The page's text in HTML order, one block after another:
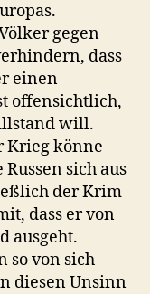
gegen
dass
einen
offensichtlich,
will.
Krieg könne
sich aus
der Krim
dass er von
ausgeht.
so von sich
diesen Unsinn